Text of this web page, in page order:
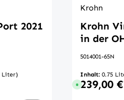
2021
Liter)
Tage
Krohn
Krohn
in der
5014001-65N
Inhalt: 0.75
Sofort
239,00